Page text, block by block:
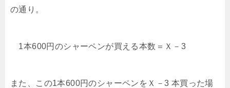
の通り。
1本600円のシャーペンが買える本数＝Ｘ－3
また、この1本600円のシャーペンをＸ－3 本買った場